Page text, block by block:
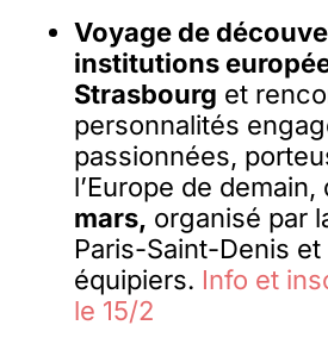
Voyage de
institutions
Strasbourg et
personnalités
passionnées,
l’Europe de demain,
mars, organisé par
Paris-Saint-Denis
équipiers. Info et
le 15/2